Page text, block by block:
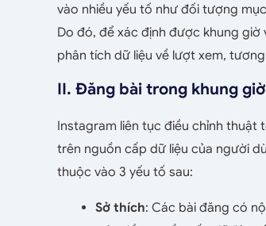
vào nhiều yếu tố như đối tượng
Do đó, để xác định được khung
phân tích dữ liệu về lượt xem,
II. Đăng bài trong khung
Instagram liên tục điều chỉnh thuật
trên nguồn cấp dữ liệu của người
thuộc vào 3 yếu tố sau:
Sở thích: Các bài đăng có